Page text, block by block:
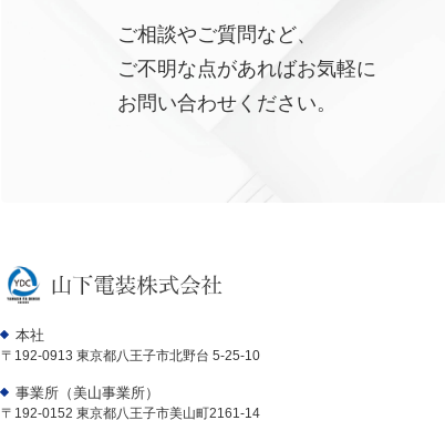
ご相談やご質問など、
ご不明な点があればお気軽に
お問い合わせください。
本社
〒192-0913 東京都八王子市北野台 5-25-10
事業所（美山事業所）
〒192-0152 東京都八王子市美山町2161-14